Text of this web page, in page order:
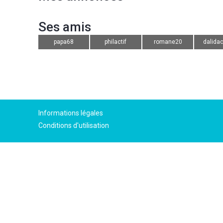
Ses amis
papa68 philactif romane20
Informations légales
Conditions d'utilisation